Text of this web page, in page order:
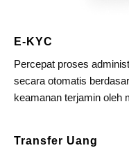
E-KYC
Percepat proses
secara otomatis
keamanan terjamin oleh
Transfer Uang